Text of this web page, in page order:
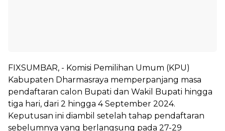
FIXSUMBAR, - Komisi Pemilihan Umum (KPU)
Kabupaten Dharmasraya memperpanjang masa
pendaftaran calon Bupati dan Wakil Bupati hingga
tiga hari, dari 2 hingga 4 September 2024.
Keputusan ini diambil setelah tahap pendaftaran
sebelumnya yang berlangsung pada 27-29